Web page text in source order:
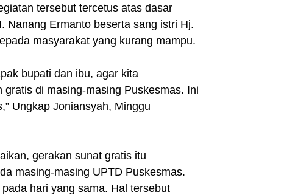
tersebut tercetus atas dasar
Nanang Ermanto beserta sang istri Hj.
masyarakat yang kurang mampu.
bupati dan ibu, agar kita
di masing-masing Puskesmas. Ini
Ungkap Joniansyah, Minggu
gerakan sunat gratis itu
masing-masing UPTD Puskesmas.
hari yang sama. Hal tersebut